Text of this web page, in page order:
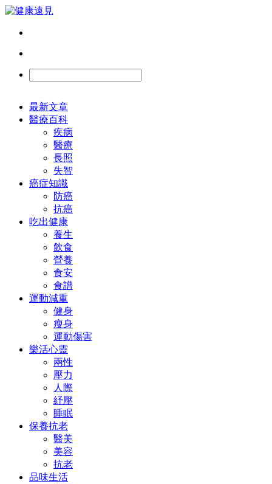
最新文章
醫療百科
疾病
醫療
長照
失智
癌症知識
防癌
抗癌
吃出健康
養生
飲食
營養
食安
食譜
運動減重
健身
瘦身
運動傷害
樂活心靈
兩性
壓力
人際
紓壓
睡眠
保養抗老
醫美
美容
抗老
品味生活